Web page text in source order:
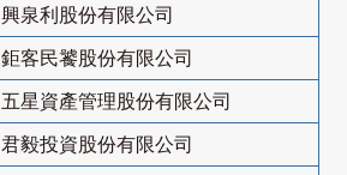
興泉利股份有限公司
鉅客民饕股份有限公司
五星資產管理股份有限公司
君毅投資股份有限公司